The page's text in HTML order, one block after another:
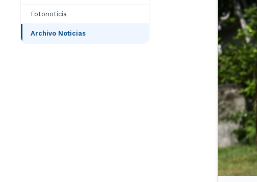
Fotonoticia
Archivo Noticias